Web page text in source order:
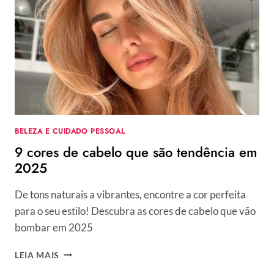
PASSO
A
PASSO
PARA
VOCÊ
APRENDER
COMO
FAZER
O
BELEZA E CUIDADO PESSOAL
9 cores de cabelo que são tendência em
2025
De tons naturais a vibrantes, encontre a cor perfeita
para o seu estilo! Descubra as cores de cabelo que vão
bombar em 2025
LEIA MAIS